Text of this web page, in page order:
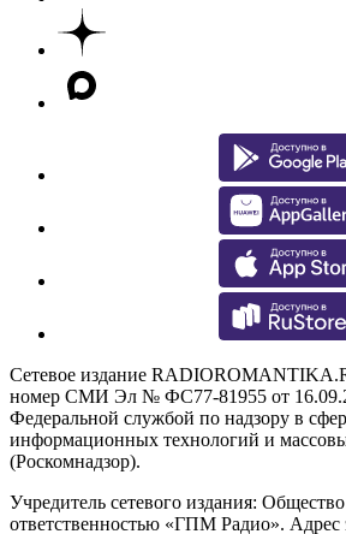
Сетевое издание
номер СМИ Эл № ФС77-81955 от
Федеральной службой по надзору в
информационных технологий и
(Роскомнадзор).
Учредитель сетевого издания:
ответственностью «ГПМ Радио». Адрес